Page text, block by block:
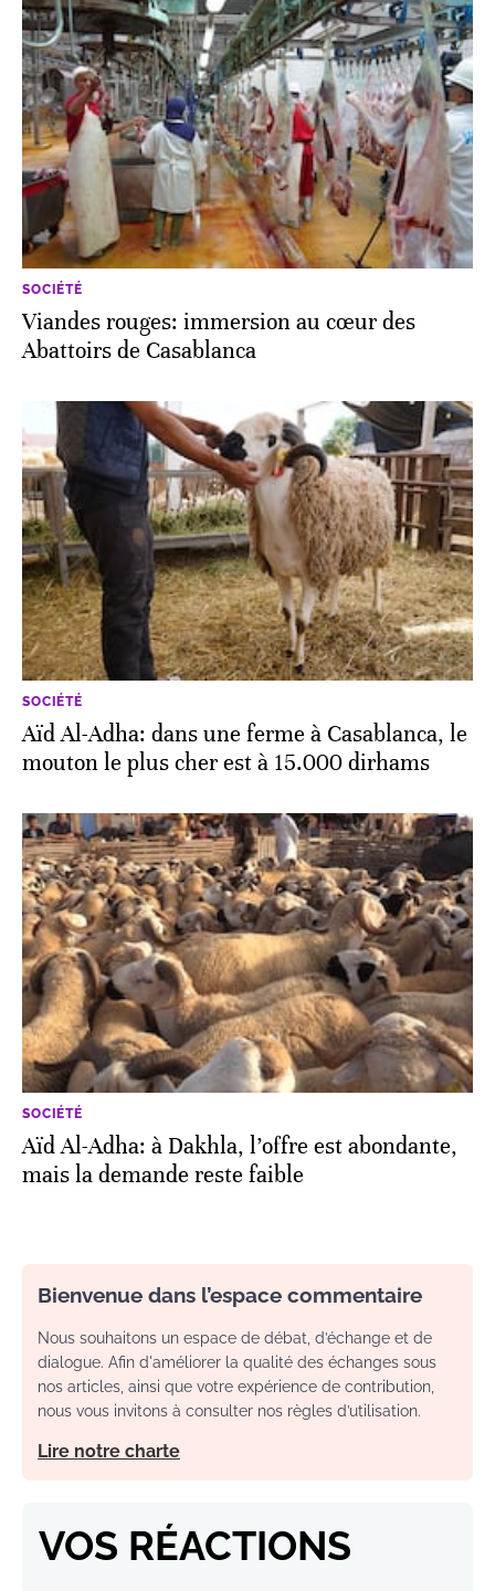
SOCIÉTÉ
Viandes rouges: immersion au cœur des
Abattoirs de Casablanca
SOCIÉTÉ
Aïd Al-Adha: dans une ferme à Casablanca, le
mouton le plus cher est à 15.000 dirhams
SOCIÉTÉ
Aïd Al-Adha: à Dakhla, l’offre est abondante,
mais la demande reste faible
Bienvenue dans l’espace commentaire
Nous souhaitons un espace de débat, d’échange et de
dialogue. Afin d'améliorer la qualité des échanges sous
nos articles, ainsi que votre expérience de contribution,
nous vous invitons à consulter nos règles d’utilisation.
Lire notre charte
VOS RÉACTIONS